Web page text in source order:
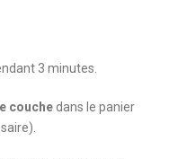
3 minutes.
couchedans le panier